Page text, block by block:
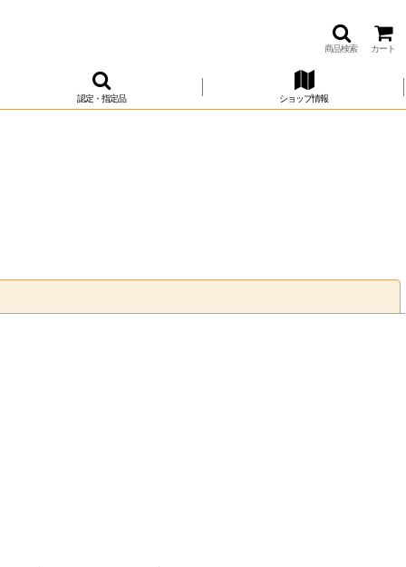
商品検索 カート
認定・指定品 ショップ情報